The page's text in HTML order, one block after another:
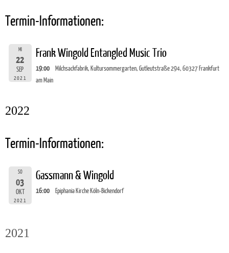
Termin-Informationen:
MI
22
SEP
2021
Frank Wingold Entangled Music Trio
19:00
Milchsackfabrik, Kultursommergarten, Gutleutstraße 294, 60327 Frankfurt
am Main
2022
Termin-Informationen:
SO
03
OKT
2021
Gassmann & Wingold
16:00 Epiphania Kirche Köln-Bickendorf
2021